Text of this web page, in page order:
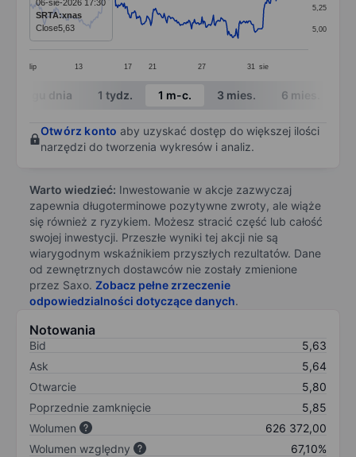
The chart has 1 X axis displaying categories.
The chart has 1 Y axis displaying values. Data
lip 13 17 21 27 31 sie
5,00
5,25
06-sie-2026 17:30
SRTA:xnas
Close5,63
End of interactive chart.
W ciągu dnia 1 tydz. 1 m-c. 3 mies. 6 mies.
Otwórz konto aby uzyskać dostęp do większej ilości
narzędzi do tworzenia wykresów i analiz.
Warto wiedzieć: Inwestowanie w akcje zazwyczaj
zapewnia długoterminowe pozytywne zwroty, ale wiąże
się również z ryzykiem. Możesz stracić część lub całość
swojej inwestycji. Przeszłe wyniki tej akcji nie są
wiarygodnym wskaźnikiem przyszłych rezultatów. Dane
od zewnętrznych dostawców nie zostały zmienione
przez Saxo. Zobacz pełne zrzeczenie
odpowiedzialności dotyczące danych.
Notowania
Bid
5,63
Ask
5,64
Otwarcie
5,80
Poprzednie zamknięcie
5,85
Wolumen
626 372,00
Wolumen względny
67,10%